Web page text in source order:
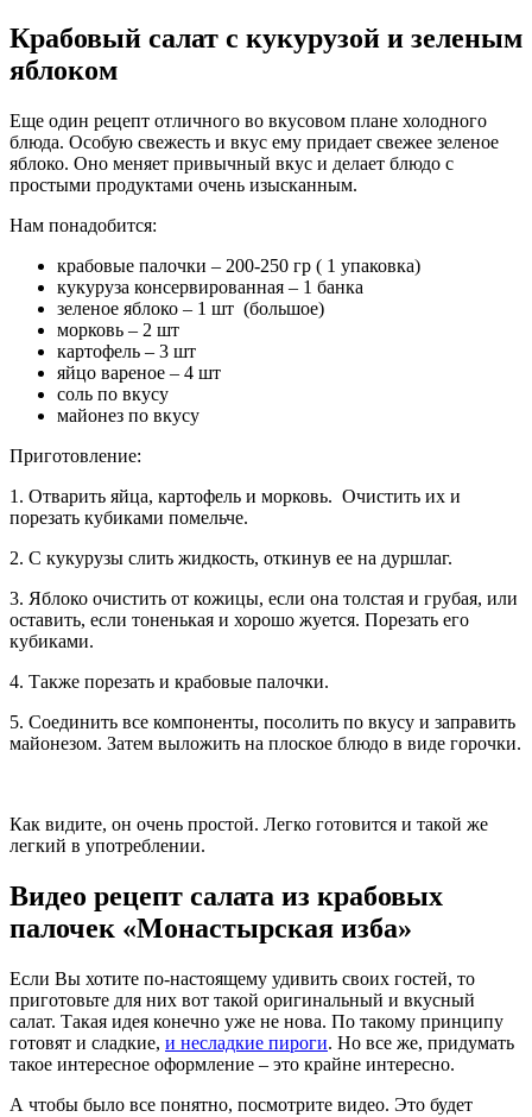
Крабовый салат с кукурузой и зеленым
яблоком
Еще один рецепт отличного во вкусовом плане холодного
блюда. Особую свежесть и вкус ему придает свежее зеленое
яблоко. Оно меняет привычный вкус и делает блюдо с
простыми продуктами очень изысканным.
Нам понадобится:
крабовые палочки – 200-250 гр ( 1 упаковка)
кукуруза консервированная – 1 банка
зеленое яблоко – 1 шт (большое)
морковь – 2 шт
картофель – 3 шт
яйцо вареное – 4 шт
соль по вкусу
майонез по вкусу
Приготовление:
1. Отварить яйца, картофель и морковь. Очистить их и
порезать кубиками помельче.
2. С кукурузы слить жидкость, откинув ее на дуршлаг.
3. Яблоко очистить от кожицы, если она толстая и грубая, или
оставить, если тоненькая и хорошо жуется. Порезать его
кубиками.
4. Также порезать и крабовые палочки.
5. Соединить все компоненты, посолить по вкусу и заправить
майонезом. Затем выложить на плоское блюдо в виде горочки.
Как видите, он очень простой. Легко готовится и такой же
легкий в употреблении.
Видео рецепт салата из крабовых
палочек «Монастырская изба»
Если Вы хотите по-настоящему удивить своих гостей, то
приготовьте для них вот такой оригинальный и вкусный
салат. Такая идея конечно уже не нова. По такому принципу
готовят и сладкие, и несладкие пироги. Но все же, придумать
такое интересное оформление – это крайне интересно.
А чтобы было все понятно, посмотрите видео. Это будет